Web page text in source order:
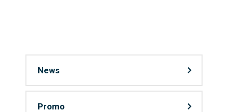
News
Promo